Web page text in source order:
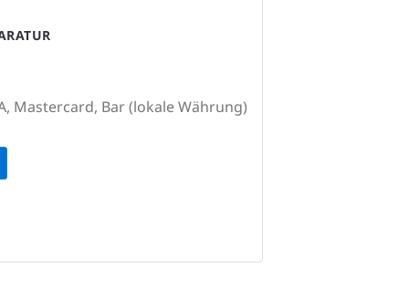
Mastercard, Bar (lokale Währung)